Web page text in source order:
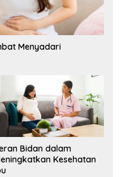
Menyadari
Bidan dalam
Kesehatan